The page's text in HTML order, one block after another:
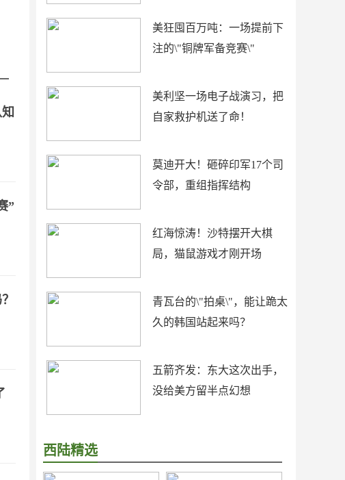
美狂囤百万吨：一场提前下
注的\"铜牌军备竞赛\"
美利坚一场电子战演习，把
自家救护机送了命！
莫迪开大！砸碎印军17个司
令部，重组指挥结构
红海惊涛！沙特摆开大棋
局，猫鼠游戏才刚开场
青瓦台的\"拍桌\"，能让跪太
久的韩国站起来吗？
五箭齐发：东大这次出手，
没给美方留半点幻想
西陆精选
”